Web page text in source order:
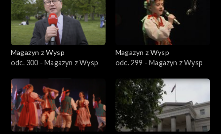
Magazyn z Wysp
odc. 300 - Magazyn z Wysp
Magazyn z Wysp
odc. 299 - Magazyn z Wysp